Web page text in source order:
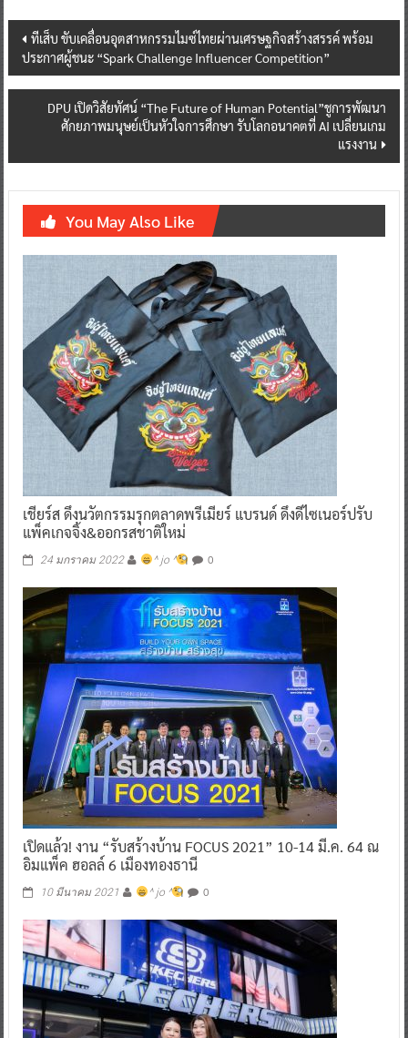
Post
navigation
ทีเส็บ ขับเคลื่อนอุตสาหกรรมไมซ์ไทยผ่านเศรษฐกิจสร้างสรรค์ พร้อม
ประกาศผู้ชนะ “Spark Challenge Influencer Competition”
DPU เปิดวิสัยทัศน์ “The Future of Human Potential”ชูการพัฒนา
ศักยภาพมนุษย์เป็นหัวใจการศึกษา รับโลกอนาคตที่ AI เปลี่ยนเกม
แรงงาน
You May Also Like
เชียร์ส ดึงนวัตกรรมรุกตลาดพรีเมียร์ แบรนด์ ดึงดีไซเนอร์ปรับ
แพ็คเกจจิ้ง&ออกรสชาติใหม่
24 มกราคม 2022 ^ jo ^ 0
เปิดแล้ว! งาน “รับสร้างบ้าน FOCUS 2021” 10-14 มี.ค. 64 ณ
อิมแพ็ค ฮอลล์ 6 เมืองทองธานี
10 มีนาคม 2021 ^ jo ^ 0